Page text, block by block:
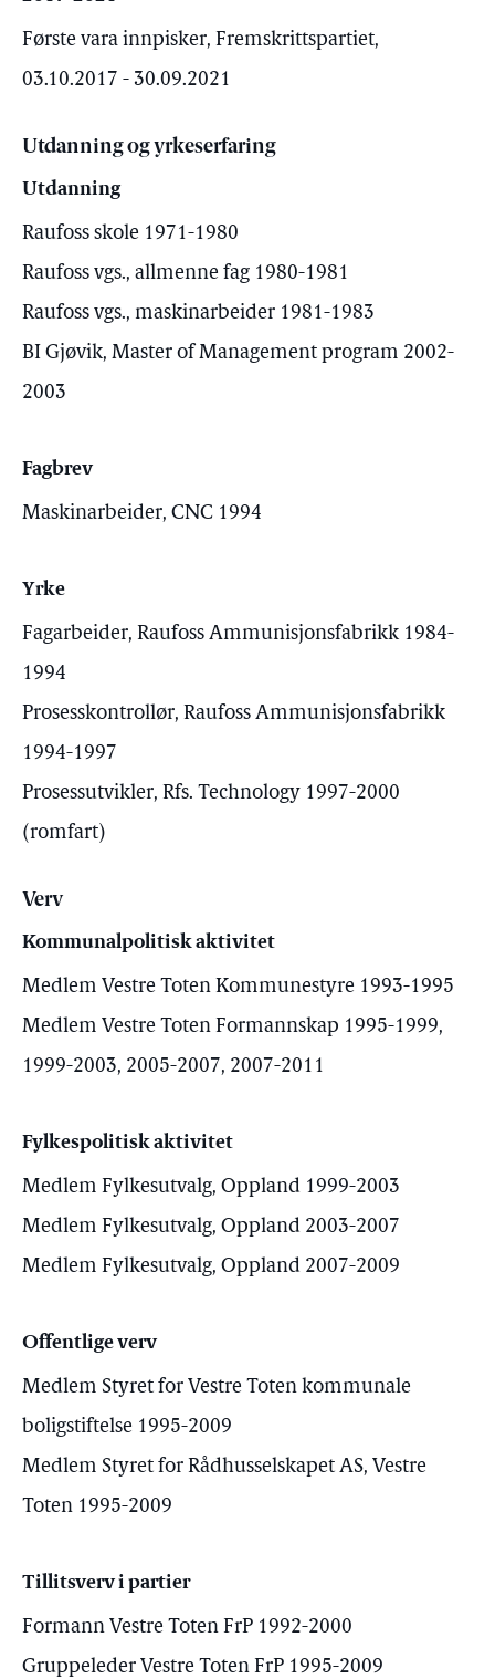
Første vara innpisker, Fremskrittspartiet,
03.10.2017 - 30.09.2021
Utdanning og yrkeserfaring
Utdanning
Raufoss skole 1971-1980
Raufoss vgs., allmenne fag 1980-1981
Raufoss vgs., maskinarbeider 1981-1983
BI Gjøvik, Master of Management program 2002-
2003
Fagbrev
Maskinarbeider, CNC 1994
Yrke
Fagarbeider, Raufoss Ammunisjonsfabrikk 1984-
1994
Prosesskontrollør, Raufoss Ammunisjonsfabrikk
1994-1997
Prosessutvikler, Rfs. Technology 1997-2000
(romfart)
Verv
Kommunalpolitisk aktivitet
Medlem Vestre Toten Kommunestyre 1993-1995
Medlem Vestre Toten Formannskap 1995-1999,
1999-2003, 2005-2007, 2007-2011
Fylkespolitisk aktivitet
Medlem Fylkesutvalg, Oppland 1999-2003
Medlem Fylkesutvalg, Oppland 2003-2007
Medlem Fylkesutvalg, Oppland 2007-2009
Offentlige verv
Medlem Styret for Vestre Toten kommunale
boligstiftelse 1995-2009
Medlem Styret for Rådhusselskapet AS, Vestre
Toten 1995-2009
Tillitsverv i partier
Formann Vestre Toten FrP 1992-2000
Gruppeleder Vestre Toten FrP 1995-2009